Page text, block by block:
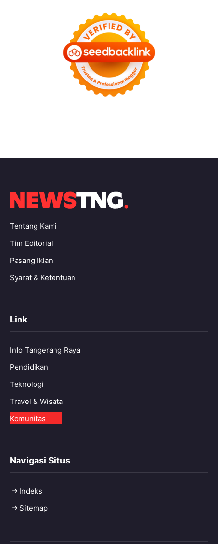
Tentang Kami
Tim Editorial
Pasang Iklan
Syarat & Ketentuan
Link
Info Tangerang Raya
Pendidikan
Teknologi
Travel & Wisata
Komunitas
Navigasi Situs
Indeks
Sitemap